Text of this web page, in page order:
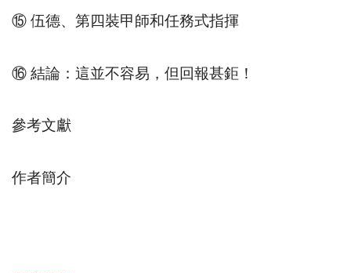
⑮ 伍德、第四裝甲師和任務式指揮
⑯ 結論：這並不容易，但回報甚鉅！
參考文獻
作者簡介